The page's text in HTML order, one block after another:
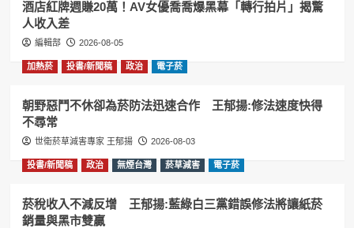
酒店紅牌週賺20萬！AV女優喬喬爆黑幕「轉行拍片」揭驚
人收入差
編輯部 2026-08-05
加熱菸 投書/新聞稿 政治 電子菸
朝野惡鬥不休卻為菸防法迅速合作 王郁揚:修法速度快得
不尋常
世衛菸草減害專家 王郁揚 2026-08-03
投書/新聞稿 政治 無煙台灣 菸草減害 電子菸
菸稅收入不減反增 王郁揚:藍綠白三黨錯誤修法將讓紙菸
銷量與黑市雙贏